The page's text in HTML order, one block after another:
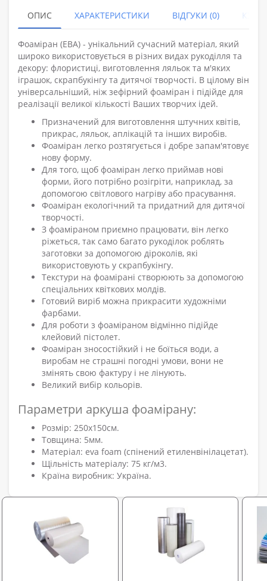
ОПИС ХАРАКТЕРИСТИКИ ВІДГУКИ (0)
Фоаміран (ЕВА) - унікальний сучасний матеріал, який
широко використовується в різних видах рукоділля та
декору: флористиці, виготовлення ляльок та м'яких
іграшок, скрапбукінгу та дитячої творчості. В цілому він
універсальніший, ніж зефірний фоаміран і підійде для
реалізації великої кількості Ваших творчих ідей.
Призначений для виготовлення штучних квітів,
прикрас, ляльок, аплікацій та інших виробів.
Фоаміран легко розтягується і добре запам'ятовує
нову форму.
Для того, щоб фоаміран легко приймав нові
форми, його потрібно розігріти, наприклад, за
допомогою світлового нагріву або прасування.
Фоаміран екологічний та придатний для дитячої
творчості.
З фоаміраном приємно працювати, він легко
ріжеться, так само багато рукоділок роблять
заготовки за допомогою діроколів, які
використовують у скрапбукінгу.
Текстури на фоамірані створюють за допомогою
спеціальних квіткових молдів.
Готовий виріб можна прикрасити художніми
фарбами.
Для роботи з фоаміраном відмінно підійде
клейовий пістолет.
Фоаміран зносостійкий і не боїться води, а
виробам не страшні погодні умови, вони не
змінять свою фактуру і не лінують.
Великий вибір кольорів.
Параметри аркуша фоамірану:
Розмір: 250х150см.
Товщина: 5мм.
Матеріал: eva foam (спінений етиленвінілацетат).
Щільність матеріалу: 75 кг/м3.
Країна виробник: Україна.